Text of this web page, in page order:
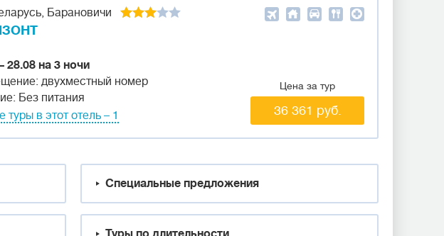
Барановичи
28.08 на 3 ночи
двухместный номер
Без питания
туры в этот отель – 1
Цена за тур
36 361 руб.
Специальные предложения